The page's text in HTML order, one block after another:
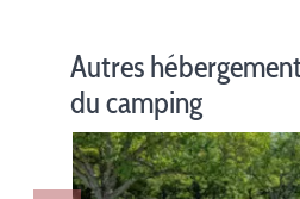
Autres
du camping